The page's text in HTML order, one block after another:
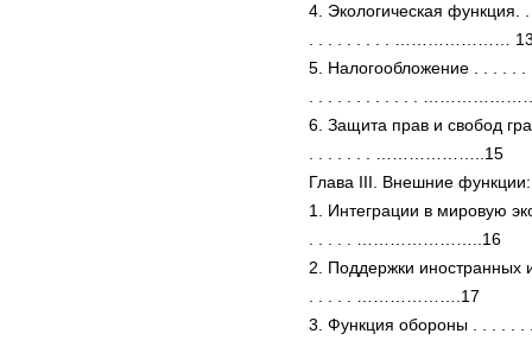
4. Экологическая функция.
. . . . . . . . . …………………
5. Налогообложение . . . . .
6. Защита прав и свобод
. . . . . . . ………………..15
Глава III. Внешние функции:
1. Интеграции в мировую
. . . . . …………………..16
2. Поддержки иностранных
. . . . . ……………….17
3. Функция обороны . . . . . .